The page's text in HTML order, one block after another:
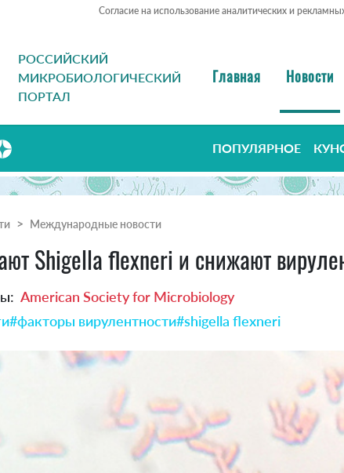
Согласие на использование аналитических и
РОССИЙСКИЙ
МИКРОБИОЛОГИЧЕСКИЙ
ПОРТАЛ
Главная Новости
ПОПУЛЯРНОЕ
Международные новости
Shigella flexneri и снижают
American Society for Microbiology
#факторы вирулентности#shigella flexneri